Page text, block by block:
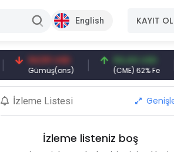
English KAYIT OL
94,50 USD
Gümüş(ons)
94,44 USD
(CME) 62% Fe
İzleme Listesi
İzleme listeniz boş